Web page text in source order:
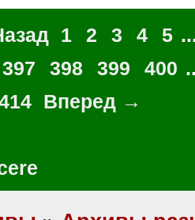
1 2 3 4 5
397 398 399 400
Вперед →